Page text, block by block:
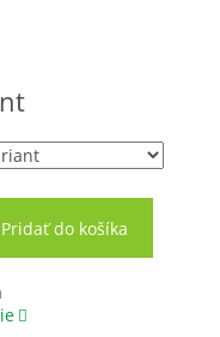
Pridať do košíka